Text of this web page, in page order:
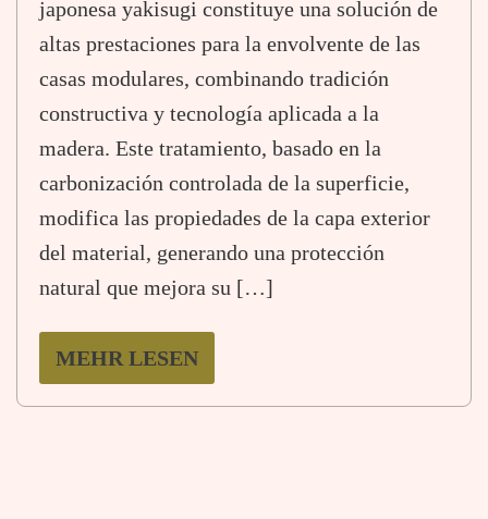
japonesa yakisugi constituye una solución de
altas prestaciones para la envolvente de las
casas modulares, combinando tradición
constructiva y tecnología aplicada a la
madera. Este tratamiento, basado en la
carbonización controlada de la superficie,
modifica las propiedades de la capa exterior
del material, generando una protección
natural que mejora su […]
MEHR LESEN